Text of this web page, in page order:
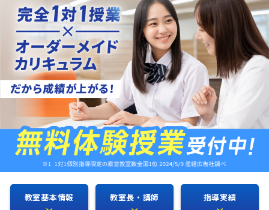
教室基本情報 教室長・講師 指導実績